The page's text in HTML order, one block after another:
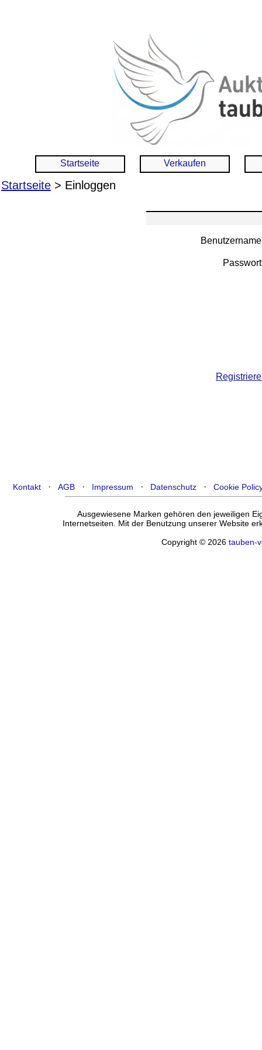
Startseite Verkaufen
Startseite > Einloggen
Kontakt ·AGB · Impressum · Datenschutz ·Cookie
Ausgewiesene Marken gehören den jeweiligen
Internetseiten. Mit der Benutzung unserer Website
Copyright © 2026tauben-